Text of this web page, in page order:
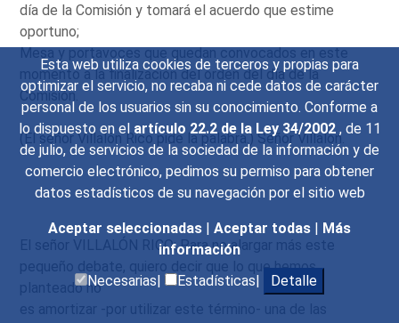
Esta web utiliza cookies de terceros y propias para
optimizar el servicio, no recaba ni cede datos de carácter
personal de los usuarios sin su conocimiento. Conforme a
lo dispuesto en el artículo 22.2 de la Ley 34/2002 , de 11
de julio, de servicios de la sociedad de la información y de
comercio electrónico, pedimos su permiso para obtener
datos estadísticos de su navegación por el sitio web
Aceptar seleccionadas | Aceptar todas | Más
información
Necesarias|
Estadísticas| Detalle
día de la Comisión y tomará el acuerdo que estime
oportuno;
Mesa y portavoces que quedan convocados en este
momento a la finalización del orden del día de la
Comisión.
(El señor Villalón Rico pide la palabra.) Señor Villalón.
El señor VILLALÓN RICO: Para no alargar más este
pequeño debate, quiero decir que lo que hemos
planteado no
es amortizar -por utilizar este término- una de las